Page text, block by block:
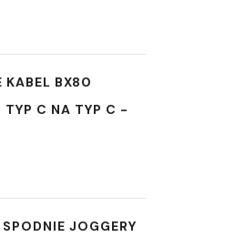
KABEL BX80
TYP C NA TYP C -
JOGGERY